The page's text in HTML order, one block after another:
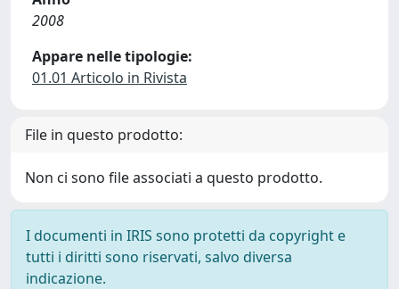
2008
Appare nelle tipologie:
01.01 Articolo in Rivista
File in questo prodotto:
Non ci sono file associati a questo prodotto.
I documenti in IRIS sono protetti da copyright e
tutti i diritti sono riservati, salvo diversa
indicazione.